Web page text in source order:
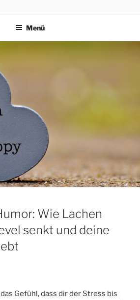
Menü
Wie Lachen
senkt und deine
Gefühl, dass dir der Stress bis